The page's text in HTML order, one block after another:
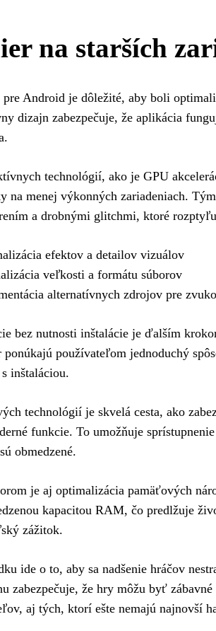
na starších
Android je dôležité, aby boli
dizajn zabezpečuje, že aplikácia
technológií, ako je GPU
na menej výkonných zariadeniach.
a drobnými glitchmi, ktoré
efektov a detailov vizuálov
veľkosti a formátu súborov
alternatívnych zdrojov pre
bez nutnosti inštalácie je ďalším
ponúkajú používateľom jednoduchý
inštaláciou.
technológií je skvelá cesta, ako
funkcie. To umožňuje
obmedzené.
je aj optimalizácia pamäťových
kapacitou RAM, čo predlžuje
zážitok.
ide o to, aby sa nadšenie hráčov
zabezpečuje, že hry môžu byť
aj tých, ktorí ešte nemajú najnovší